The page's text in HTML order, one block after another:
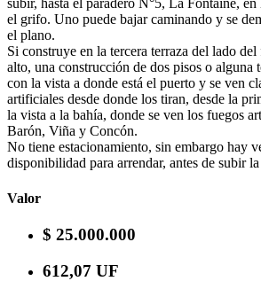
subir, hasta el paradero N°5, La Fontaine, en
el grifo. Uno puede bajar caminando y se
el plano.
Si construye en la tercera terraza del lado del
alto, una construcción de dos pisos o alguna
con la vista a donde está el puerto y se ven
artificiales desde donde los tiran, desde la
la vista a la bahía, donde se ven los fuegos
Barón, Viña y Concón.
No tiene estacionamiento, sin embargo hay
disponibilidad para arrendar, antes de subir la
Valor
$ 25.000.000
612,07 UF